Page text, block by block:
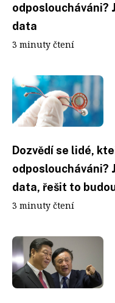
odposloucháváni?
data
3 minuty čtení
Dozvědí se lidé,
odposloucháváni?
data, řešit to
3 minuty čtení